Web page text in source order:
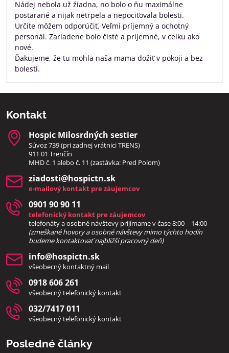
Nádej nebola už žiadna, no bolo o ňu maximálne
postarané a nijak netrpela a nepociťovala bolesti.
Určite môžem odporúčiť. Veľmi príjemný a ochotný
personál. Zariadene bolo čisté a príjemné, v celku ako
nové.
Ďakujeme, že tu mohla naša mama dožiť v pokoji a bez
bolesti.
Kontakt
Hospic Milosrdných sestier
Súvoz 739 (pri zadnej vrátnici TRENS)
911 01 Trenčín
MHD č. 1 alebo č. 11 (zastávka: Pred Poľom)
ziadosti​@hospictn​.sk
e-mailový kontakt pre záujemcov
0901 90 90 11
telefonický kontakt pre záujemcov
telefonáty a osobné návštevy prijímame v čase 8:00 – 14:00
(zmeškané hovory a osobné návštevy mimo týchto hodín
budeme kontaktovať najbližší pracovný deň)
info​@hospictn​.sk
všeobecný kontaktný mail
0918 606 261
všeobecný telefonický kontakt
032/7417 011
všeobecný telefonický kontakt
Posledné články